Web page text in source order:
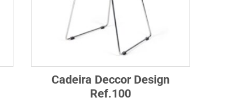
Cadeira Deccor Design
Ref.100